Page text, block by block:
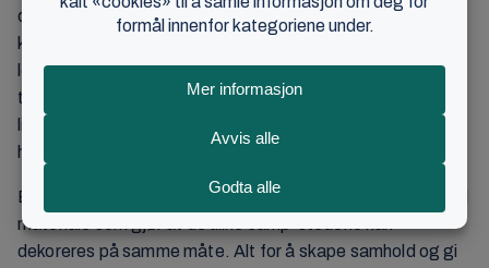
dratt til fjell og fjorder og tilbyr aktiviteter som Via Ferrata,
kajakkpadling, ridning, vannsport og mye mer. Noen har
leid LED-skjermer for å følge sendingene utendørs. I
tillegg bidrar flere av klubbene inn til oss med innslag og
livesendinger som blir en del av fellesprogrammet, sier
han.
BUK sentralt har sendt ut flere aktivitetsforslag, i tillegg til
materiale som gjør at de ulike camp-stedene kan
dekoreres på samme måte. Alt for å skape samhold og gi